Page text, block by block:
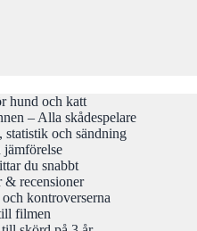
hund och katt
– Alla skådespelare
och sändning
jämförelse
du snabbt
& recensioner
kontroverserna
filmen